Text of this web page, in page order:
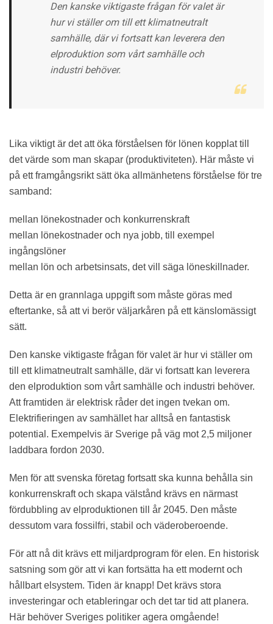
Den kanske viktigaste frågan för valet är
hur vi ställer om till ett klimatneutralt
samhälle, där vi fortsatt kan leverera den
elproduktion som vårt samhälle och
industri behöver.
Lika viktigt är det att öka förståelsen för lönen kopplat till
det värde som man skapar (produktiviteten). Här måste vi
på ett framgångsrikt sätt öka allmänhetens förståelse för tre
samband:
mellan lönekostnader och konkurrenskraft
mellan lönekostnader och nya jobb, till exempel
ingångslöner
mellan lön och arbetsinsats, det vill säga löneskillnader.
Detta är en grannlaga uppgift som måste göras med
eftertanke, så att vi berör väljarkåren på ett känslomässigt
sätt.
Den kanske viktigaste frågan för valet är hur vi ställer om
till ett klimatneutralt samhälle, där vi fortsatt kan leverera
den elproduktion som vårt samhälle och industri behöver.
Att framtiden är elektrisk råder det ingen tvekan om.
Elektrifieringen av samhället har alltså en fantastisk
potential. Exempelvis är Sverige på väg mot 2,5 miljoner
laddbara fordon 2030.
Men för att svenska företag fortsatt ska kunna behålla sin
konkurrenskraft och skapa välstånd krävs en närmast
fördubbling av elproduktionen till år 2045. Den måste
dessutom vara fossilfri, stabil och väderoberoende.
För att nå dit krävs ett miljardprogram för elen. En historisk
satsning som gör att vi kan fortsätta ha ett modernt och
hållbart elsystem. Tiden är knapp! Det krävs stora
investeringar och etableringar och det tar tid att planera.
Här behöver Sveriges politiker agera omgående!